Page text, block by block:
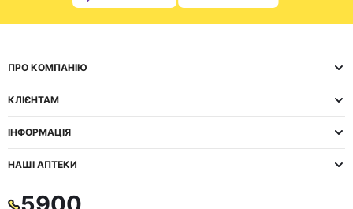
ПРО КОМПАНІЮ
КЛІЄНТАМ
ІНФОРМАЦІЯ
НАШІ АПТЕКИ